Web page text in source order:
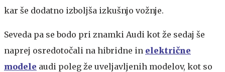
kar še dodatno izboljša izkušnjo vožnje​.
Seveda pa se bodo pri znamki Audi kot že sedaj še
naprej osredotočali na hibridne in električne
modele audi poleg že uveljavljenih modelov, kot so